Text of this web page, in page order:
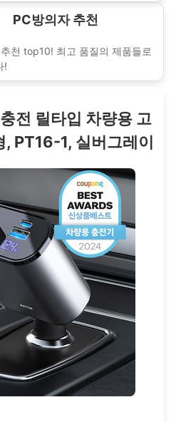
PC방의자 추천
천 top10! 최고 품질의 제품들로
!
전 릴타입 차량용 고
, PT16-1, 실버그레이